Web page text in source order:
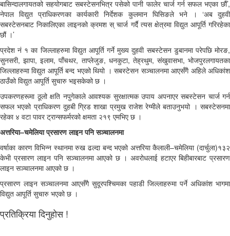
बासिन्दालगायतको सहयोगबाट सबस्टेसनभित्र पसेको पानी फालेर चार्ज गर्न सफल भएका छौं’,
नेपाल विद्युत प्राधिकरणका कार्यकारी निर्देशक कुलमान घिसिङले भने । ‘अब दुहवी
सबस्टेसनबाट निकालिएका लाइनको क्रमश स् चार्ज गर्दै त्यस क्षेत्रमा विद्युत आपूर्ति गरिरहेका
छौं ।’
प्रदेश नं १ का जिल्लाहरुमा विद्युत आपूर्ति गर्ने मुख्य दुहवी सबस्टेसन डुबानमा परेपछि मोरङ,
सुनसरी, झापा, इलाम, पाँचथर, ताप्लेजुङ, धनकुटा, तेह्रथुम, संखुवासभा, भोजपुरलगायतका
जिल्लाहरुमा विद्युत आपूर्ति बन्द भएको थियो । सबस्टेसन सञ्चालनमा आएसँगै अहिले अधिकांश
ठाउँको विद्युत आपूर्ति सुचारु भइसकेको छ ।
उपकरणहरूमा ठूलो क्षति नपुगेकाले आवश्यक सुरक्षात्मक उपाय अपनाएर सबस्टेसन चार्ज गर्न
सफल भएको प्राधिकरण दुहबी ग्रिड शाखा प्रमुख राजेश रेग्मीले बताउनुभयो । सबस्टेसनमा
रहेका ४ वटा पावर ट्रान्सफर्मरको क्षमता २१९ एमभिए छ ।
अत्तरिया–चमेलिया प्रसारण लाइन पनि सञ्चालनमा
वर्षाका कारण विभिन्न स्थानमा रुख ढल्दा बन्द भएको अत्तरिया कैलाली–चमेलिया (दार्चुला)१३२
केभी प्रसारण लाइन पनि सञ्चालनमा आएको छ । अवरोधलाई हटाएर बिहीबारबाट प्रसारण
लाइन सञ्चालनमा आएको छ ।
प्रसारण लाइन सञ्चालनमा आएसँगै सुदूरपश्चिमका पहाडी जिल्लाहरुमा पर्ने अधिकांश भागमा
विद्युत आपूर्ति सुचारु भएको छ ।
प्रतिक्रिया दिनुहोस !